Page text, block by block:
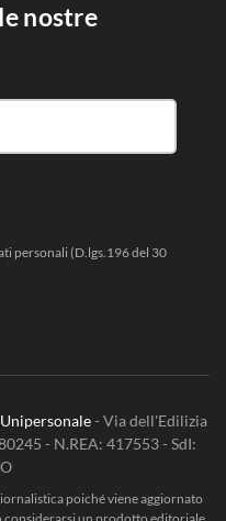
nostre
personali (D.lgs.196 del 30
- Via dell'Edilizia
- N.REA: 417553 - SdI:
poiché viene aggiornato